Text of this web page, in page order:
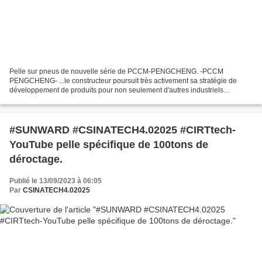
Pelle sur pneus de nouvelle série de PCCM-PENGCHENG. -PCCM
PENGCHENG- ...le constructeur poursuit très activement sa stratégie de
développement de produits pour non seulement d'autres industriels
#SUNWARD #CSINATECH4.02025 #CIRTtech-
YouTube pelle spécifique de 100tons de
déroctage.
Publié le 13/09/2023 à 06:05
Par CSINATECH4.02025